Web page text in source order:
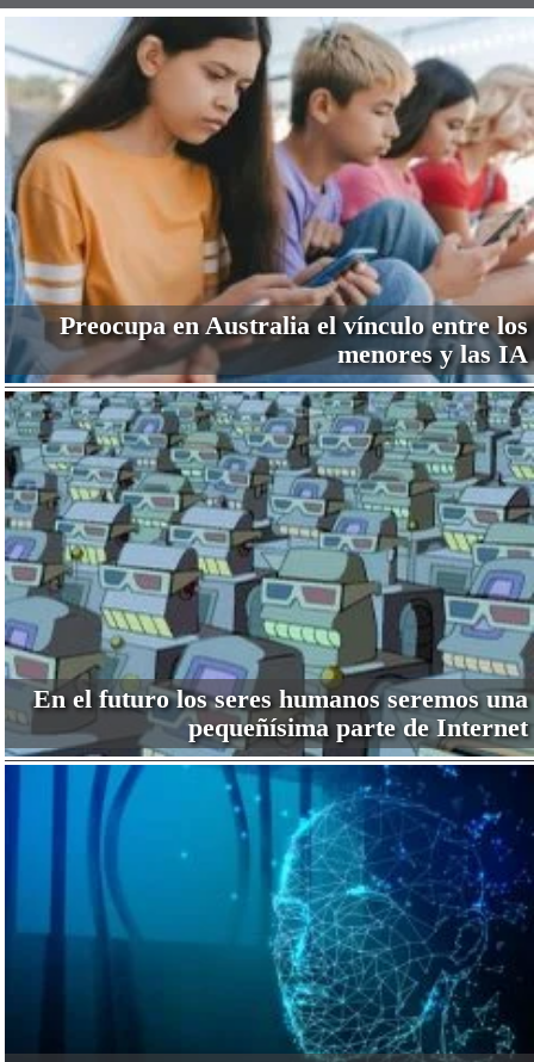
Preocupa en Australia el vínculo entre los
menores y las IA
En el futuro los seres humanos seremos una
pequeñísima parte de Internet